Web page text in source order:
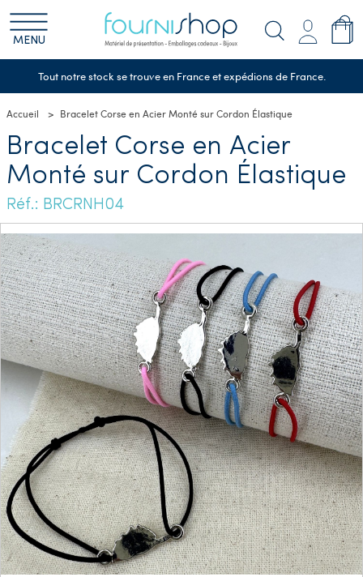
MENU
Tout notre stock se trouve en France et expédions de France.
Accueil Bracelet Corse en Acier Monté sur Cordon Élastique
Bracelet Corse en Acier
Monté sur Cordon Élastique
Réf.: BRCRNH04